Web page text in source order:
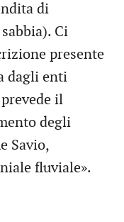
di
Ci
presente
dagli enti
il
degli
Savio,
fluviale».